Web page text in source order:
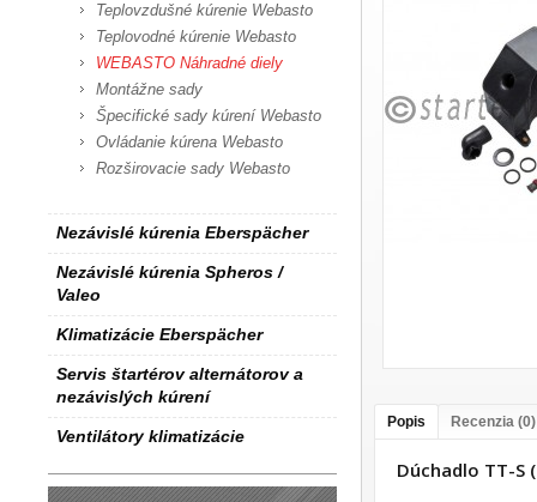
Teplovzdušné kúrenie Webasto
Teplovodné kúrenie Webasto
WEBASTO Náhradné diely
Montážne sady
Špecifické sady kúrení Webasto
Ovládanie kúrena Webasto
Rozširovacie sady Webasto
Nezávislé kúrenia Eberspächer
Nezávislé kúrenia Spheros /
Valeo
Klimatizácie Eberspächer
Servis štartérov alternátorov a
nezávislých kúrení
Ventilátory klimatizácie
Popis Recenzia (0)
Dúchadlo TT-S